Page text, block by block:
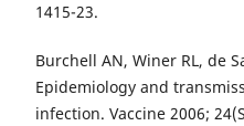
1415-23.
Burchell AN, Winer RL, de
Epidemiology and
infection. Vaccine 2006;